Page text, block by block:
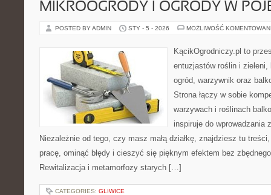
MIKROOGRODY I OGRODY W
POSTED BY ADMIN STY - 5 - 2026 MOŻLIWOŚĆ
KącikOgrodniczy.pl to
entuzjastów roślin i
ogród, warzywnik oraz
Strona łączy w sobie
warzywach i roślinach
inspiruje do wprowadzania
Niezależnie od tego, czy masz małą działkę, znajdziesz tu
pracę, ominąć błędy i cieszyć się pięknym efektem bez
Rewitalizacja i metamorfozy starych […]
CATEGORIES: GLIWICE